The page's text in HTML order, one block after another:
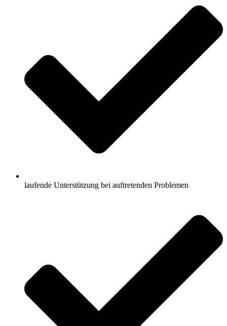
laufende Unterstützung bei auftretenden Problemen